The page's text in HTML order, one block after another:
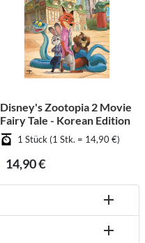
Disney's Zootopia 2 Movie
Fairy Tale - Korean Edition
1 Stück (1 Stk. = 14,90 €)
14,90 €